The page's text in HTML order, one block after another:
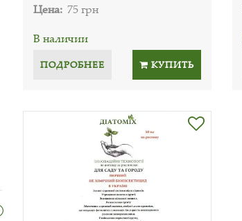
Цена: 75 грн
В наличии
ПОДРОБНЕЕ КУПИТЬ